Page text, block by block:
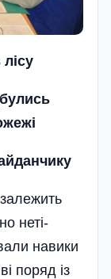
лiсу
неті­
навики
поряд із